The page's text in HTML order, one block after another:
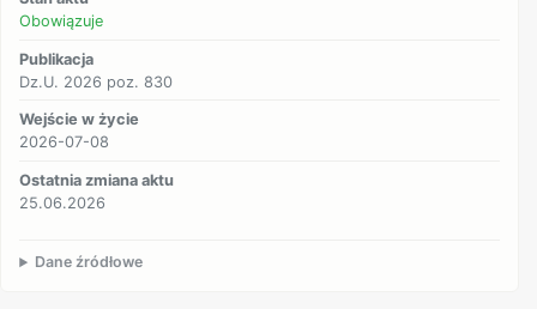
Obowiązuje
Publikacja
Dz.U. 2026 poz. 830
Wejście w życie
2026-07-08
Ostatnia zmiana aktu
25.06.2026
Dane źródłowe